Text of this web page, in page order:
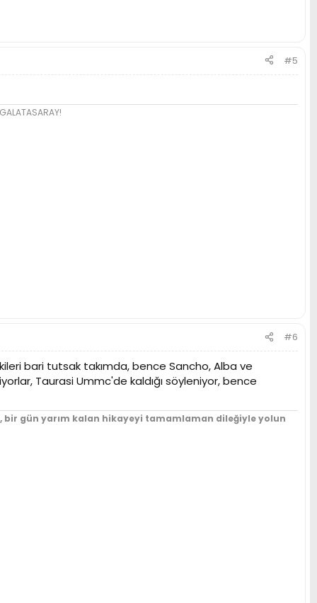
#5
#6
bari tutsak takımda, bence Sancho, Alba ve
Taurasi Ummc'de kaldığı söyleniyor, bence
gün yarım kalan hikayeyi tamamlaman dileğiyle yolun